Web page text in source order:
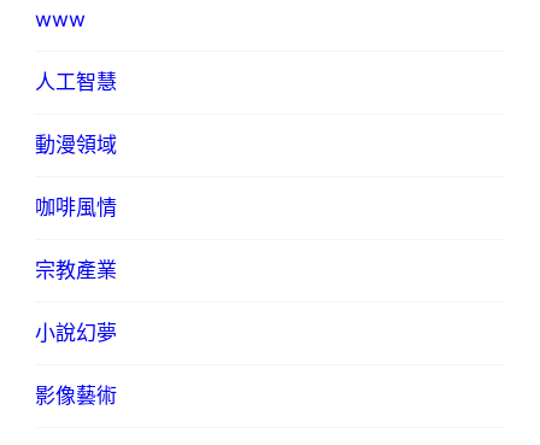
www
人工智慧
動漫領域
咖啡風情
宗教產業
小說幻夢
影像藝術